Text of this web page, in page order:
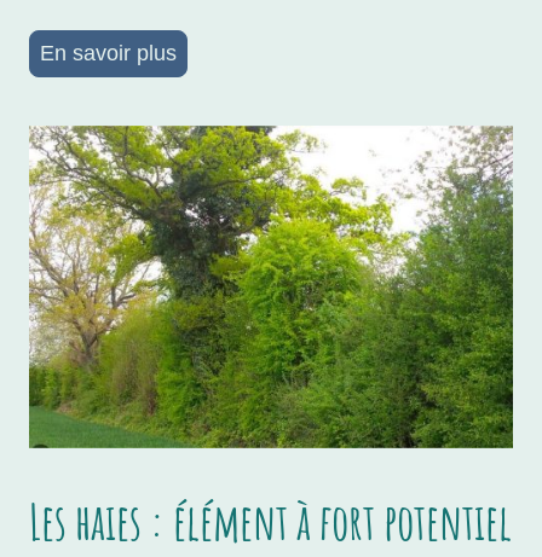
En savoir plus
Les haies : élément à fort potentiel